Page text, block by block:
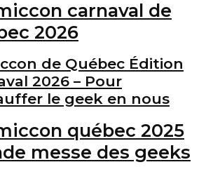
de Québec Édition
2026 – Pour
le geek en nous